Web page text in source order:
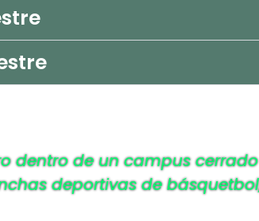
dentro de un campus
deportivas de